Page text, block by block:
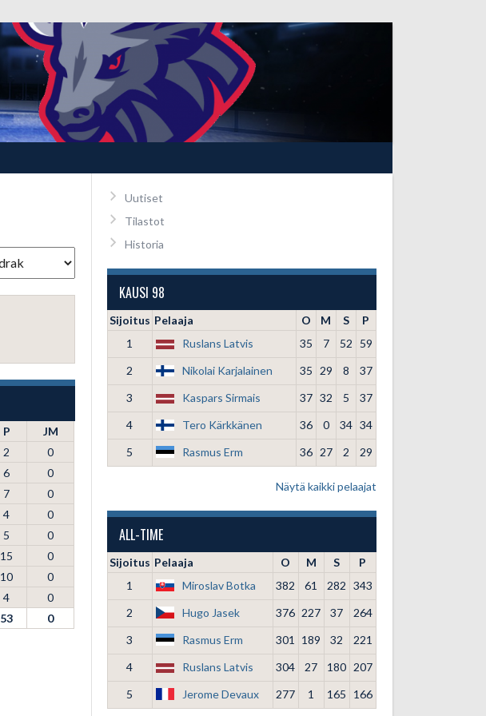
P
JM
2
0
6
0
7
0
4
0
5
0
15
0
10
0
4
0
53 0
Uutiset
Tilastot
Historia
KAUSI 98
Sijoitus Pelaaja O M S
P
1
Ruslans Latvis 35 7 52
59
2
Nikolai Karjalainen 35 29 8
37
3
Kaspars Sirmais 37 32 5
37
4
Tero Kärkkänen 36 0 34 34
5
Rasmus Erm 36 27 2 29
Näytä kaikki pelaajat
ALL-TIME
Sijoitus Pelaaja O M S
P
1
Miroslav Botka 382 61 282 343
2
Hugo Jasek 376 227 37
264
3
Rasmus Erm 301 189 32
221
4
Ruslans Latvis 304 27 180 207
5
Jerome Devaux 277 1 165 166